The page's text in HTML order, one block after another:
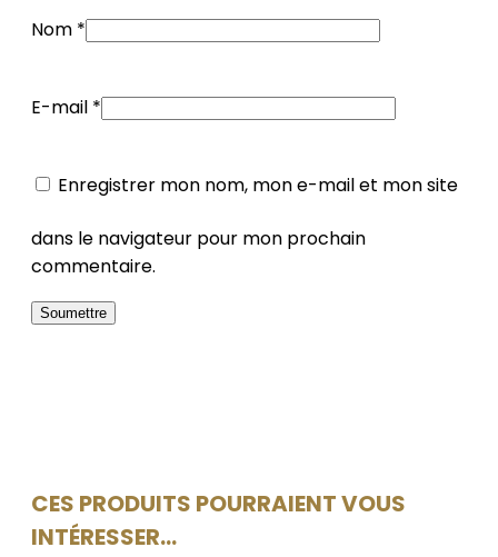
Nom *
E-mail *
Enregistrer mon nom, mon e-mail et mon site
dans le navigateur pour mon prochain
commentaire.
CES PRODUITS POURRAIENT VOUS
INTÉRESSER...